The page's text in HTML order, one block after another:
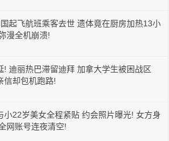
起飞航班乘客去世 遗体竟在厨房加热13小
漫全机崩溃!
! 迪丽热巴滞留迪拜 加拿大学生被困战区
信却包机跑路!
小22岁美女全程紧贴 约会照片曝光! 女方身
网账号连夜清空!